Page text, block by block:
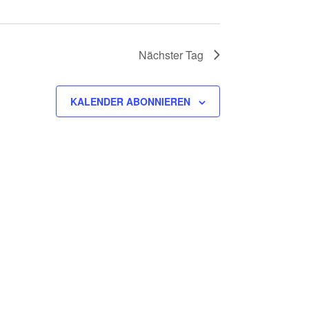
Nächster Tag
KALENDER ABONNIEREN